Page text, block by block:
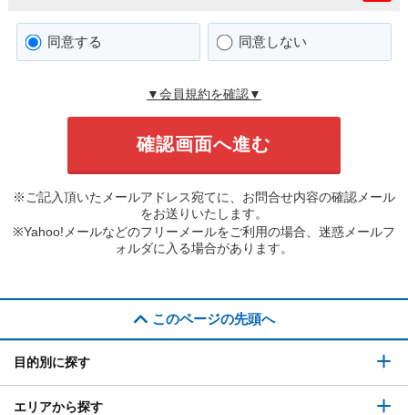
同意する 同意しない
▼会員規約を確認▼
※ご記入頂いたメールアドレス宛てに、お問合せ内容の確認メール
をお送りいたします。
※Yahoo!メールなどのフリーメールをご利用の場合、迷惑メールフ
ォルダに入る場合があります。
このページの先頭へ
目的別に探す
エリアから探す